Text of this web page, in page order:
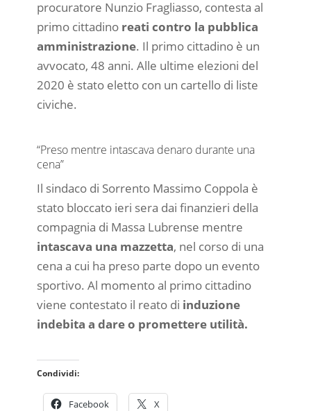
procuratore Nunzio Fragliasso, contesta al
primo cittadinoreati contro la pubblica
amministrazione. Il primo cittadino è un
avvocato, 48 anni. Alle ultime elezioni del
2020 è stato eletto con un cartello di liste
civiche.
“Preso mentre intascava denaro durante una
cena”
Il sindaco di Sorrento Massimo Coppola è
stato bloccato ieri sera dai finanzieri della
compagnia di Massa Lubrense mentre
intascava una mazzetta, nel corso di una
cena a cui ha preso parte dopo un evento
sportivo. Al momento al primo cittadino
viene contestato il reato di induzione
indebita a dare o promettere utilità.
Condividi:
Facebook X